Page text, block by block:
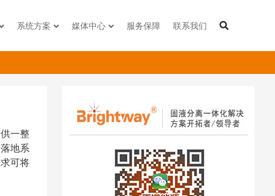
系统方案 媒体中心 服务保障 联系我们
一整
地系
可将